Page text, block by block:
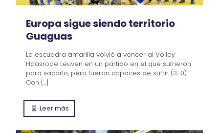
Europa sigue siendo territorio
Guaguas
La escuadra amarilla volvió a vencer al Volley
Haasrode Leuven en un partido en el que sufrieron
para sacarlo, pero fueron capaces de sufrir (3-0).
Con […]
Leer más